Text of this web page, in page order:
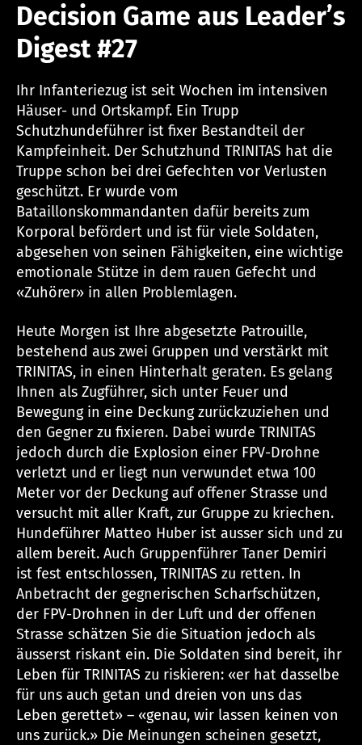
Decision Game aus Leader’s
Digest #27
Ihr Infanteriezug ist seit Wochen im intensiven
Häuser- und Ortskampf. Ein Trupp
Schutzhundeführer ist fixer Bestandteil der
Kampfeinheit. Der Schutzhund TRINITAS hat die
Truppe schon bei drei Gefechten vor Verlusten
geschützt. Er wurde vom
Bataillonskommandanten dafür bereits zum
Korporal befördert und ist für viele Soldaten,
abgesehen von seinen Fähigkeiten, eine wichtige
emotionale Stütze in dem rauen Gefecht und
«Zuhörer» in allen Problemlagen.
Heute Morgen ist Ihre abgesetzte Patrouille,
bestehend aus zwei Gruppen und verstärkt mit
TRINITAS, in einen Hinterhalt geraten. Es gelang
Ihnen als Zugführer, sich unter Feuer und
Bewegung in eine Deckung zurückzuziehen und
den Gegner zu fixieren. Dabei wurde TRINITAS
jedoch durch die Explosion einer FPV-Drohne
verletzt und er liegt nun verwundet etwa 100
Meter vor der Deckung auf offener Strasse und
versucht mit aller Kraft, zur Gruppe zu kriechen.
Hundeführer Matteo Huber ist ausser sich und zu
allem bereit. Auch Gruppenführer Taner Demiri
ist fest entschlossen, TRINITAS zu retten. In
Anbetracht der gegnerischen Scharfschützen,
der FPV-Drohnen in der Luft und der offenen
Strasse schätzen Sie die Situation jedoch als
äusserst riskant ein. Die Soldaten sind bereit, ihr
Leben für TRINITAS zu riskieren: «er hat dasselbe
für uns auch getan und dreien von uns das
Leben gerettet» – «genau, wir lassen keinen von
uns zurück.» Die Meinungen scheinen gesetzt,